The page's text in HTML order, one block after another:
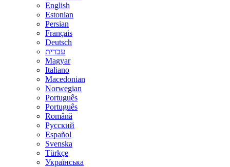
English
Estonian
Persian
Français
Deutsch
עברית
Magyar
Italiano
Macedonian
Norwegian
Português
Português
Română
Русский
Español
Svenska
Türkçe
Українська